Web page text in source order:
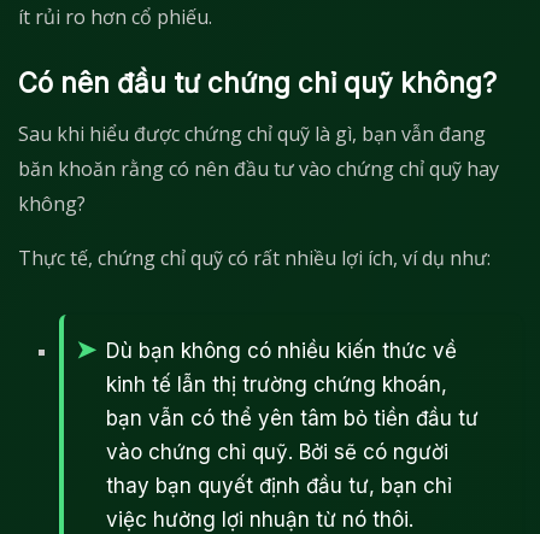
ít rủi ro hơn cổ phiếu.
Có nên đầu tư chứng chỉ quỹ không?
Sau khi hiểu được chứng chỉ quỹ là gì, bạn vẫn đang
băn khoăn rằng có nên đầu tư vào chứng chỉ quỹ hay
không?
Thực tế, chứng chỉ quỹ có rất nhiều lợi ích, ví dụ như:
Dù bạn không có nhiều kiến thức về
kinh tế lẫn thị trường chứng khoán,
bạn vẫn có thể yên tâm bỏ tiền đầu tư
vào chứng chỉ quỹ. Bởi sẽ có người
thay bạn quyết định đầu tư, bạn chỉ
việc hưởng lợi nhuận từ nó thôi.